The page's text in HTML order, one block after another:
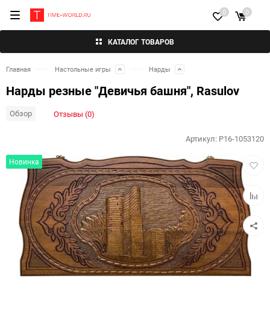
КАТАЛОГ ТОВАРОВ
0 0
Главная Настольные игры Нарды
Нарды резные "Девичья башня", Rasulov
Обзор Отзывы (0)
Новинка
к
Артикул: P16-1053120